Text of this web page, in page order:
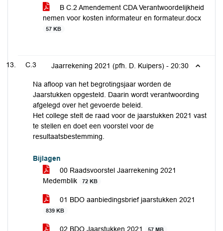
B C.2 Amendement CDA Verantwoordelijkheid
nemen voor kosten informateur en formateur.docx
57 KB
C.3 Jaarrekening 2021 (pfh. D. Kuipers) - 20:30
Na afloop van het begrotingsjaar worden de
Jaarstukken opgesteld. Daarin wordt verantwoording
afgelegd over het gevoerde beleid.
Het college stelt de raad voor de jaarstukken 2021 vast
te stellen en doet een voorstel voor de
resultaatsbestemming.
Bijlagen
00 Raadsvoorstel Jaarrekening 2021
Medemblik
72 KB
01 BDO aanbiedingsbrief jaarstukken 2021
839 KB
02 BDO Jaarstukken 2021 57 MB